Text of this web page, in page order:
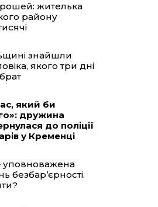
жителька
району
знайшли
якого три дні
який би
дружина
до поліції
у Кременці
уповноважена
безбар’єрності.